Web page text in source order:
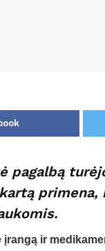
pagalbą
ir